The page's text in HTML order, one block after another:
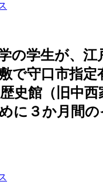
の学生が、江
で守口市指定
史館（旧中西
に３か月間